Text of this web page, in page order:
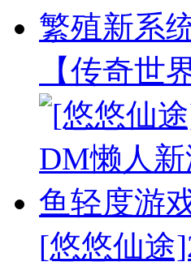
【传奇世
[悠悠仙途